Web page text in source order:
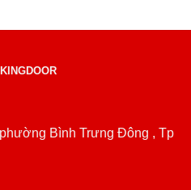
Bình Trưng Đông , Tp